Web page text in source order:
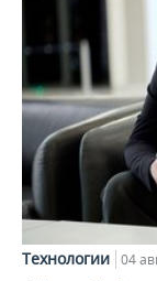
Технологии 04